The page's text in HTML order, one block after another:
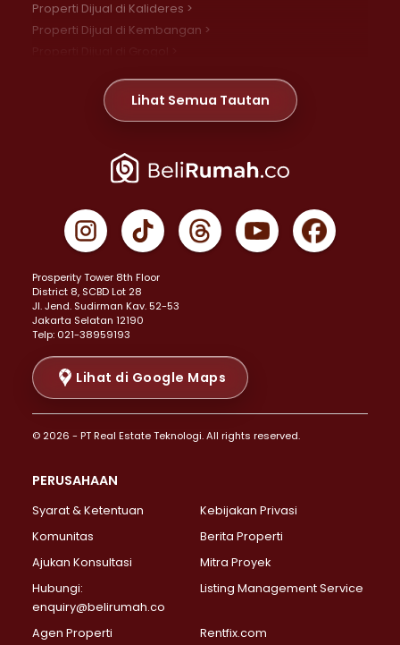
Properti Dijual di Kalideres >
Properti Dijual di Kembangan >
Properti Dijual di Meruya >
Properti Dijual di Jelambar >
Properti Dijual di Jakarta Pusat >
Properti Dijual di Gambir >
Properti Dijual di Johar Baru >
Properti Dijual di Menteng >
Properti Dijual di Senen >
Properti Dijual di Tanah Abang >
Properti Dijual di Cikini >
Properti Dijual di Kramat >
Properti Dijual di Pasar Baru >
Properti Dijual di Bendungan Hilir >
Properti Dijual di Jakarta Selatan >
Properti Dijual di Lebak Bulus >
Properti Dijual di Gandaria Selatan >
Properti Dijual di Pondok Labu >
Properti Dijual di Lenteng Agung >
Properti Dijual di Senayan >
Properti Dijual di Pondok Pinang >
Lihat Semua Tautan
Prosperity Tower 8th Floor
District 8, SCBD Lot 28
JI. Jend. Sudirman Kav. 52-53
Jakarta Selatan 12190
Telp: 021-38959193
Lihat di Google Maps
© 2026 - PT Real Estate Teknologi. All rights reserved.
PERUSAHAAN
Syarat & Ketentuan
Kebijakan Privasi
Komunitas
Berita Properti
Ajukan Konsultasi
Mitra Proyek
Hubungi:
enquiry@belirumah.co
Listing Management Service
Agen Properti Rentfix.com